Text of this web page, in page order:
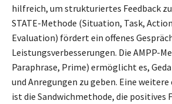
hilfreich, um strukturiertes Feedback zu
STATE-Methode (Situation, Task,
Evaluation) fördert ein offenes
Leistungsverbesserungen. Die AMPP-
Paraphrase, Prime) ermöglicht es,
und Anregungen zu geben. Eine
ist die Sandwichmethode, die positives